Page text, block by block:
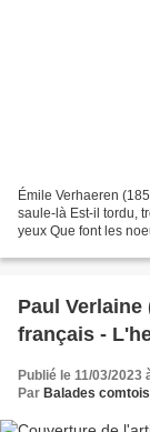
Émile Verhaeren
saule-là Est-il tordu,
yeux Que font les
Paul Verlaine
français -
Publié le 11/03/2023
Par Balades